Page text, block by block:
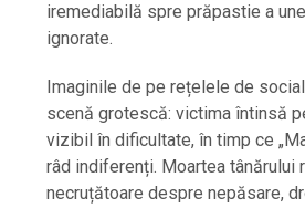
iremediabilă spre prăpastie a
ignorate.
Imaginile de pe rețelele de
scenă grotescă: victima întinsă
vizibil în dificultate, în timp ce
râd indiferenți. Moartea tânărului
necruțătoare despre nepăsare,